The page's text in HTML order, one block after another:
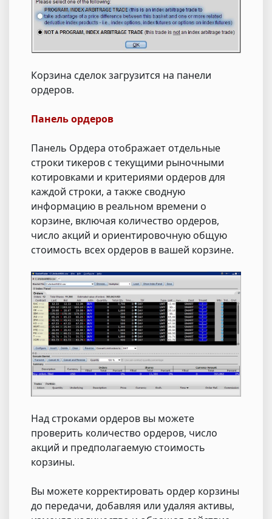
Корзина сделок загрузится на панели
ордеров.
Панель ордеров
Панель Ордера отображает отдельные
строки тикеров с текущими рыночными
котировками и критериями ордеров для
каждой строки, а также сводную
информацию в реальном времени о
корзине, включая количество ордеров,
число акций и ориентировочную общую
стоимость всех ордеров в вашей корзине.
Над строками ордеров вы можете
проверить количество ордеров, число
акций и предполагаемую стоимость
корзины.
Вы можете корректировать ордер корзины
до передачи, добавляя или удаляя активы,